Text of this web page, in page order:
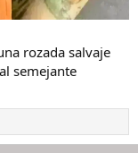
rozada salvaje
semejante